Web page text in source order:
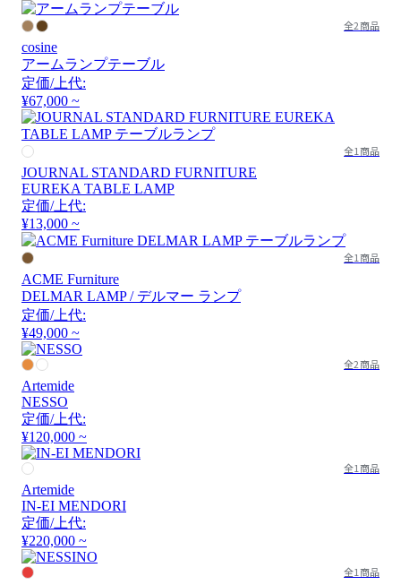
全2商品
cosine
アームランプテーブル
定価/上代:
¥67,000 ~
全1商品
JOURNAL STANDARD FURNITURE
EUREKA TABLE LAMP
定価/上代:
¥13,000 ~
全1商品
ACME Furniture
DELMAR LAMP / デルマー ランプ
定価/上代:
¥49,000 ~
全2商品
Artemide
NESSO
定価/上代:
¥120,000 ~
全1商品
Artemide
IN-EI MENDORI
定価/上代:
¥220,000 ~
全1商品